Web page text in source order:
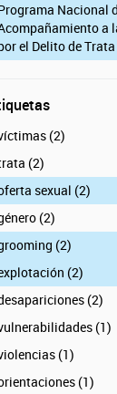
Nacional
a
el Delito de
(2)
(2)
sexual (2)
(2)
(2)
(2)
(2)
(1)
(1)
(1)